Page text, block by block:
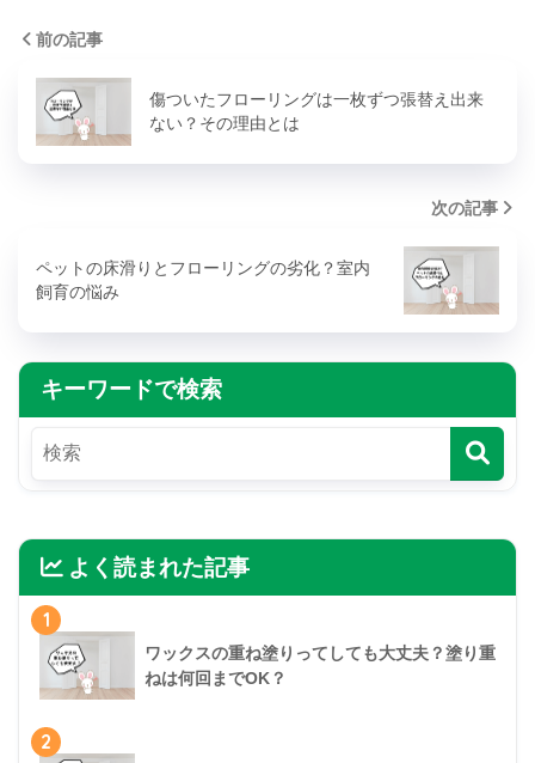
前の記事
傷ついたフローリングは一枚ずつ張替え出来
ない？その理由とは
次の記事
ペットの床滑りとフローリングの劣化？室内
飼育の悩み
キーワードで検索
よく読まれた記事
1
ワックスの重ね塗りってしても大丈夫？塗り重
ねは何回までOK？
2